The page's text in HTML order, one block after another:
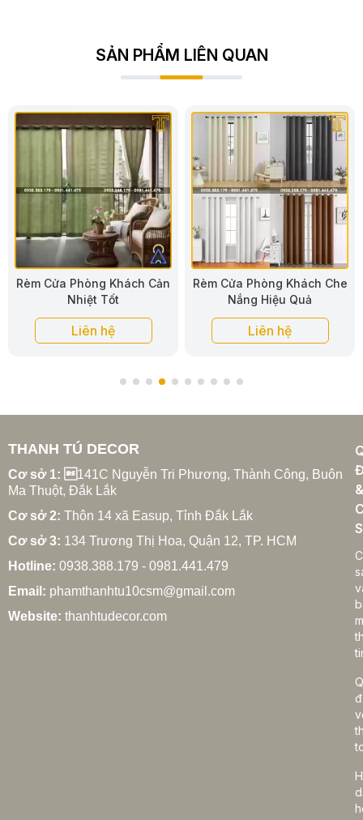
SẢN PHẨM LIÊN QUAN
Rèm Cửa Phòng Khách Che
Nắng Hiệu Quả
Liên hệ
Rèm Vải Phòng Khách Cao
Cấp
Liên hệ
THANH TÚ DECOR
Cơ sở 1: 141C Nguyễn Tri Phương, Thành Công, Buôn
Ma Thuột, Đắk Lắk
Cơ sở 2: Thôn 14 xã Easup, Tỉnh Đắk Lắk
Cơ sở 3: 134 Trương Thị Hoa, Quận 12, TP. HCM
Hotline: 0938.388.179 - 0981.441.479
Email: phamthanhtu10csm@gmail.com
Website: thanhtudecor.com
&